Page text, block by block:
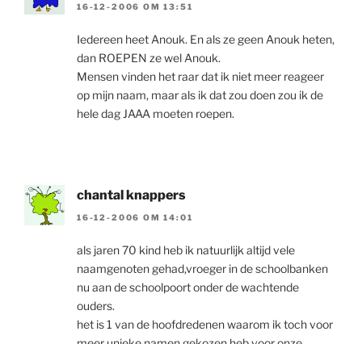
16-12-2006 OM 13:51
Iedereen heet Anouk. En als ze geen Anouk heten,
dan ROEPEN ze wel Anouk.
Mensen vinden het raar dat ik niet meer reageer
op mijn naam, maar als ik dat zou doen zou ik de
hele dag JAAA moeten roepen.
chantal knappers
16-12-2006 OM 14:01
als jaren 70 kind heb ik natuurlijk altijd vele
naamgenoten gehad,vroeger in de schoolbanken
nu aan de schoolpoort onder de wachtende
ouders.
het is 1 van de hoofdredenen waarom ik toch voor